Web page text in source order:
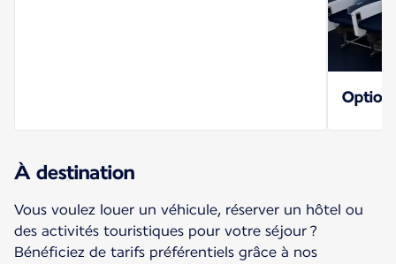
À destination
Vous voulez louer un véhicule, réserver un hôtel ou
des activités touristiques pour votre séjour ?
Bénéficiez de tarifs préférentiels grâce à nos